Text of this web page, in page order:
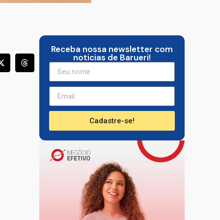
Receba nossa newsletter com
noticias de Barueri!
Cadastre-se!